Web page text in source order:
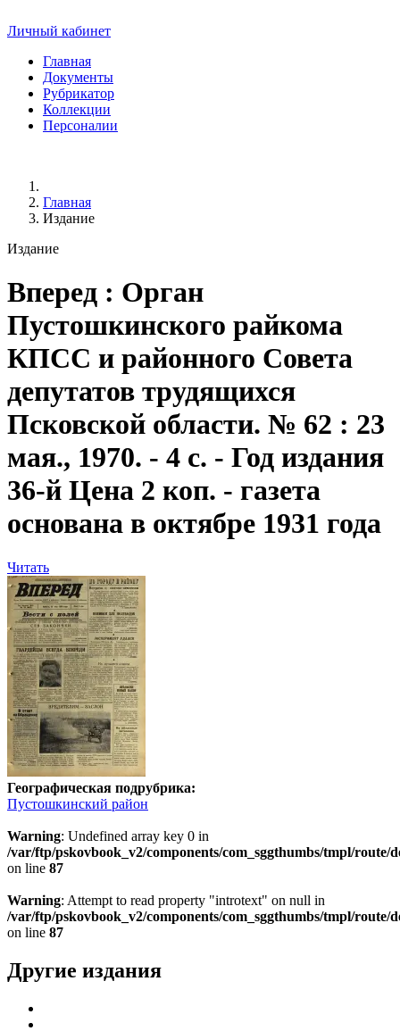
Личный кабинет
Главная
Документы
Рубрикатор
Коллекции
Персоналии
Главная
Издание
Издание
Вперед : Орган
Пустошкинского райкома
КПСС и районного Совета
депутатов трудящихся
Псковской области. № 62 : 23
мая., 1970. - 4 с. - Год издания
36-й Цена 2 коп. - газета
основана в октябре 1931 года
Читать
Географическая подрубрика:
Пустошкинский район
Warning: Undefined array key 0 in
/var/ftp/pskovbook_v2/components/com_sggthumbs/tmpl/route/
on line 87
Warning: Attempt to read property "introtext" on null in
/var/ftp/pskovbook_v2/components/com_sggthumbs/tmpl/route/
on line 87
Другие издания